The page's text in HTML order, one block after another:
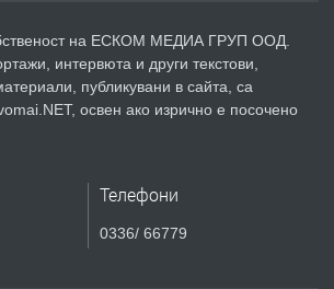
преди 1 година
Уроци по Математика
на ЕСКОМ МЕДИА ГРУП ООД.
интервюта и други текстови,
публикувани в сайта, са
освен ако изрично е посочено
Телефони
0336/ 66779